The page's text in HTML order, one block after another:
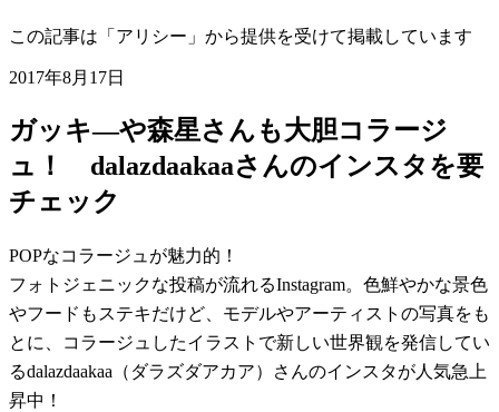
この記事は「アリシー」から提供を受けて掲載しています
2017年8月17日
ガッキ―や森星さんも大胆コラージ
ュ！ dalazdaakaaさんのインスタを要
チェック
POPなコラージュが魅力的！
フォトジェニックな投稿が流れるInstagram。色鮮やかな景色
やフードもステキだけど、モデルやアーティストの写真をも
とに、コラージュしたイラストで新しい世界観を発信してい
るdalazdaakaa（ダラズダアカア）さんのインスタが人気急上
昇中！